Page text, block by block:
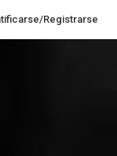
Registrarse